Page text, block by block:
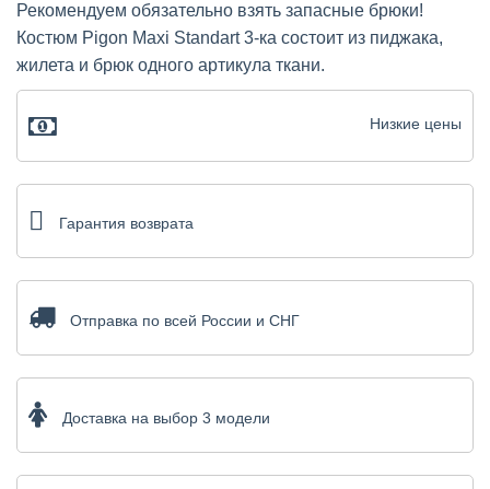
Рекомендуем обязательно взять запасные брюки!
Костюм Pigon Maxi Standart 3-ка состоит из пиджака,
жилета и брюк одного артикула ткани.
Низкие цены
Гарантия возврата
Отправка по всей России и СНГ
Доставка на выбор 3 модели